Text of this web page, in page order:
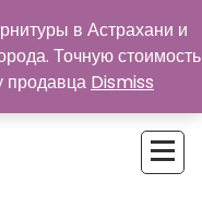
в Астрахани и
Точную стоимость
продавца Dismiss